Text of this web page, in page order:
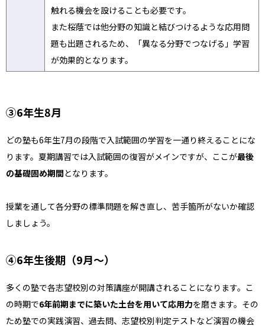
触れる機会を設けることも必要です。
また桜蔭では他分野の知識と結びつけるような応用問
題も出題されるため、「異なる分野でつなげる」学習
が効果的となります。
③6年生8月
どの塾も6年生7月の段階で入試範囲の学習を一通り終えることにな
ります。夏期講習では入試範囲の復習がメインですが、ここが最後
の基礎固め期間となります。
授業を通して各分野の標準問題を解き直し、苦手箇所がないか確認
しましょう。
④6年生後期（9月〜）
多くの塾で各志望校別の対策講座が開講されることになります。こ
の時期で6年前期までに築いた土台を用いて応用力を磨きます。その
ため塾での実践演習、過去問、志望校別判定テストなど演習の機会